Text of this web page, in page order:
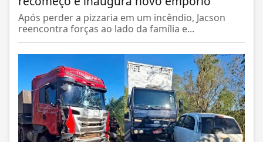
Após perder a pizzaria em um incêndio, Jacson
reencontra forças ao lado da família e...